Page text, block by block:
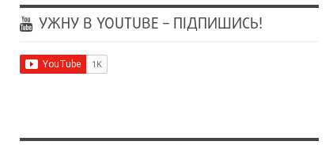
УЖНУ В YOUTUBE – ПІДПИШИСЬ!